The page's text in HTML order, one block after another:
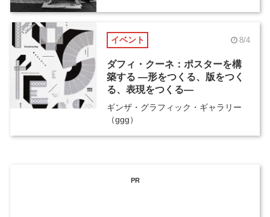
イベント 8/4
ダフィ・クーネ：ポスターを構
築する ―形をつくる、版をつく
る、表現をつくる―
ギンザ・グラフィック・ギャラリー
（ggg）
PR